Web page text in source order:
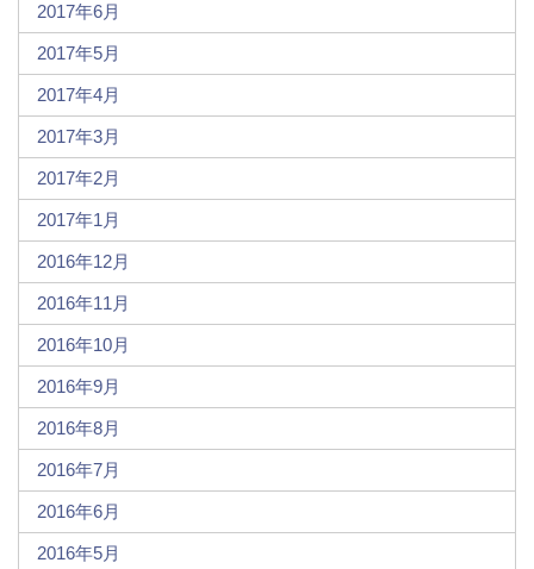
2017年6月
2017年5月
2017年4月
2017年3月
2017年2月
2017年1月
2016年12月
2016年11月
2016年10月
2016年9月
2016年8月
2016年7月
2016年6月
2016年5月